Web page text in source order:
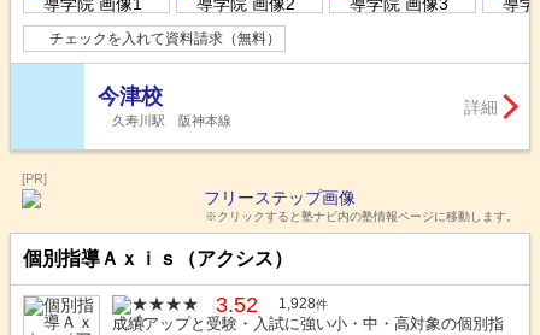
チェックを入れて資料請求（無料）
今津校
久寿川駅 阪神本線
詳細
[PR]
※クリックすると塾ナビ内の塾情報ページに移動します。
個別指導Ａｘｉｓ（アクシス）
3.52 1,928件
成績アップと受験・入試に強い小・中・高対象の個別指